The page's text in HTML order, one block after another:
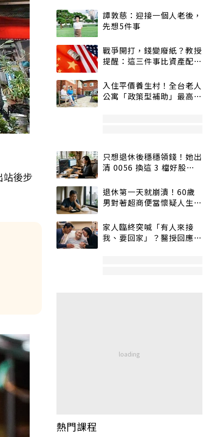
後步
譚敦慈：迎接一個人老後，
先想5件事
戰爭開打，錢變廢紙？教授
提醒：這三件事比資產配置
入住平價養生村！全台老人
公寓「政策型補助」最高打
只想退休後穩穩領錢！她出
清 0056 換這 3 檔好股：
退休第一天就崩潰！60歲
男對著超商便當懷疑人生
家人臨終突喊「有人來接
我、要回家」？醫授回應方
熱門課程